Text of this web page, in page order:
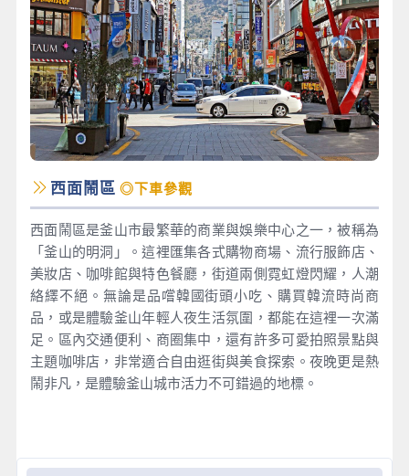
西面鬧區 ◎下車參觀
西面鬧區是釜山市最繁華的商業與娛樂中心之一，被稱為
「釜山的明洞」。這裡匯集各式購物商場、流行服飾店、
美妝店、咖啡館與特色餐廳，街道兩側霓虹燈閃耀，人潮
絡繹不絕。無論是品嚐韓國街頭小吃、購買韓流時尚商
品，或是體驗釜山年輕人夜生活氛圍，都能在這裡一次滿
足。區內交通便利、商圈集中，還有許多可愛拍照景點與
主題咖啡店，非常適合自由逛街與美食探索。夜晚更是熱
鬧非凡，是體驗釜山城市活力不可錯過的地標。